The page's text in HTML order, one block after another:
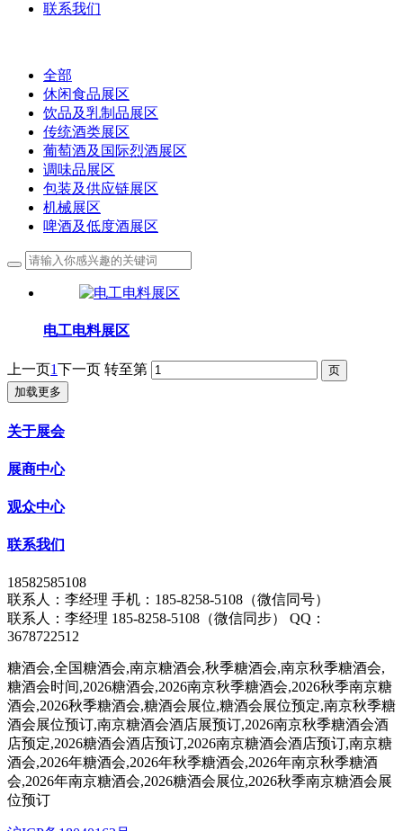
联系我们
全部
休闲食品展区
饮品及乳制品展区
传统酒类展区
葡萄酒及国际烈酒展区
调味品展区
包装及供应链展区
机械展区
啤酒及低度酒展区
电工电料展区
上一页1下一页 转至第
加载更多
关于展会
展商中心
观众中心
联系我们
18582585108
联系人：李经理 手机：185-8258-5108（微信同号）
联系人：李经理 185-8258-5108（微信同步） QQ：
3678722512
糖酒会,全国糖酒会,南京糖酒会,秋季糖酒会,南京秋季糖酒会,
糖酒会时间,2026糖酒会,2026南京秋季糖酒会,2026秋季南京糖
酒会,2026秋季糖酒会,糖酒会展位,糖酒会展位预定,南京秋季糖
酒会展位预订,南京糖酒会酒店展预订,2026南京秋季糖酒会酒
店预定,2026糖酒会酒店预订,2026南京糖酒会酒店预订,南京糖
酒会,2026年糖酒会,2026年秋季糖酒会,2026年南京秋季糖酒
会,2026年南京糖酒会,2026糖酒会展位,2026秋季南京糖酒会展
位预订